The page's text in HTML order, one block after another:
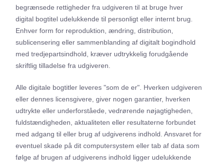
begrænsede rettigheder fra udgiveren til at bruge hver
digital bogtitel udelukkende til personligt eller internt brug.
Enhver form for reproduktion, ændring, distribution,
sublicensering eller sammenblanding af digitalt bogindhold
med tredjepartsindhold, kræver udtrykkelig forudgående
skriftlig tilladelse fra udgiveren.
Alle digitale bogtitler leveres "som de er". Hverken udgiveren
eller dennes licensgivere, giver nogen garantier, hverken
udtrykte eller underforståede, vedrørende nøjagtigheden,
fuldstændigheden, aktualiteten eller resultaterne forbundet
med adgang til eller brug af udgiverens indhold. Ansvaret for
eventuel skade på dit computersystem eller tab af data som
følge af brugen af udgiverens indhold ligger udelukkende